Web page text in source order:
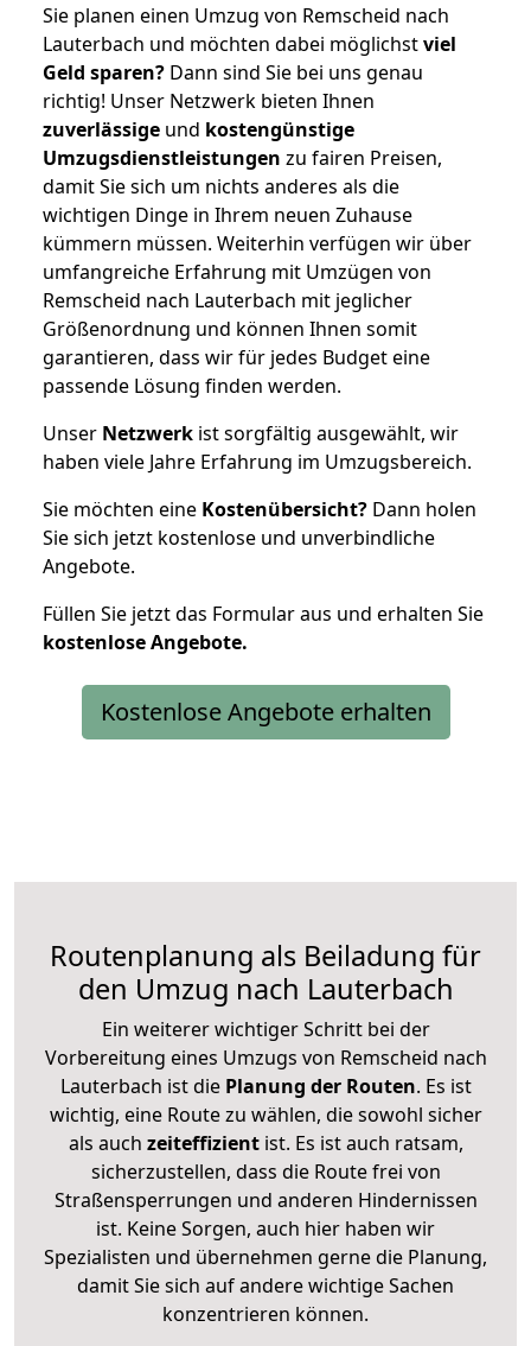
Sie planen einen Umzug von Remscheid nach
Lauterbach und möchten dabei möglichstviel
Geld sparen? Dann sind Sie bei uns genau
richtig! Unser Netzwerk bieten Ihnen
zuverlässige und kostengünstige
Umzugsdienstleistungen zu fairen Preisen,
damit Sie sich um nichts anderes als die
wichtigen Dinge in Ihrem neuen Zuhause
kümmern müssen. Weiterhin verfügen wir über
umfangreiche Erfahrung mit Umzügen von
Remscheid nach Lauterbach mit jeglicher
Größenordnung und können Ihnen somit
garantieren, dass wir für jedes Budget eine
passende Lösung finden werden.
Unser Netzwerk ist sorgfältig ausgewählt, wir
haben viele Jahre Erfahrung im Umzugsbereich.
Sie möchten eine Kostenübersicht? Dann holen
Sie sich jetzt kostenlose und unverbindliche
Angebote.
Füllen Sie jetzt das Formular aus und erhalten Sie
kostenloseAngebote.
Kostenlose Angebote erhalten
Routenplanung als Beiladung für
den Umzug nach Lauterbach
Ein weiterer wichtiger Schritt bei der
Vorbereitung eines Umzugs von Remscheid nach
Lauterbach ist diePlanung der Routen. Es ist
wichtig, eine Route zu wählen, die sowohl sicher
als auch zeiteffizientist. Es ist auch ratsam,
sicherzustellen, dass die Route frei von
Straßensperrungen und anderen Hindernissen
ist. Keine Sorgen, auch hier haben wir
Spezialisten und übernehmen gerne die Planung,
damit Sie sich auf andere wichtige Sachen
konzentrieren können.